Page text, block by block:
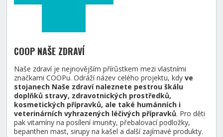
COOP NAŠE ZDRAVÍ
Naše zdraví je nejnovějším přírůstkem mezi vlastními
značkami COOPu. Odráží název celého projektu, kdy ve
stojanech Naše zdraví naleznete pestrou škálu
doplňků stravy, zdravotnických prostředků,
kosmetických přípravků, ale také humánních i
veterinárních vyhrazených léčivých přípravků. Pro děti
pak vitamíny na posílení imunity, přebalovací podložky,
bepanthen mast, sirupy na kašel a další zajímavé produkty.